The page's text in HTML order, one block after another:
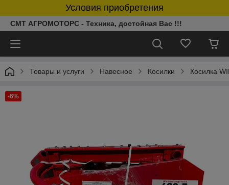
Условия приобретения
СМТ АГРОМОТОРС - Техника, достойная Вас !!!
Товары и услуги Навесное Косилки Косилка
-6%